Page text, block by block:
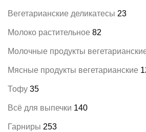
Вегетарианские деликатесы 23
Молоко растительное 82
Молочные продукты
Мясные продукты вегетарианские
Тофу 35
Всё для выпечки 140
Гарниры 253